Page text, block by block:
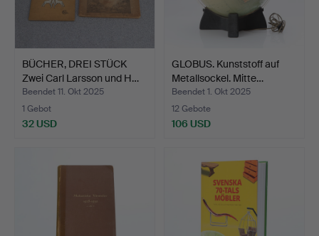
BÜCHER, DREI STÜCK
Zwei Carl Larsson und H…
Beendet 11. Okt 2025
1 Gebot
32 USD
GLOBUS. Kunststoff auf
Metallsockel. Mitte…
Beendet 1. Okt 2025
12 Gebote
106 USD